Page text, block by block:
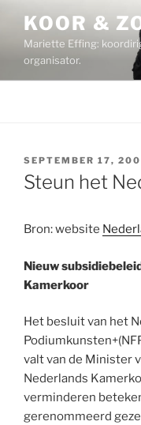
inhoud
KOOR &
Mariette Effing:
organisator.
GEPLAATST
OP
SEPTEMBER 17,
Steun het
Bron: website
Nieuw
Kamerkoor
Het besluit van het
valt van de Minister
Nederlands
verminderen
gerenommeerd